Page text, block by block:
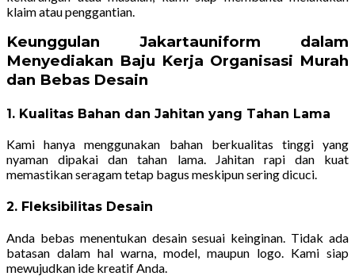
klaim atau penggantian.
Keunggulan Jakartauniform dalam
Menyediakan Baju Kerja Organisasi Murah
dan Bebas Desain
1. Kualitas Bahan dan Jahitan yang Tahan Lama
Kami hanya menggunakan bahan berkualitas tinggi yang
nyaman dipakai dan tahan lama. Jahitan rapi dan kuat
memastikan seragam tetap bagus meskipun sering dicuci.
2. Fleksibilitas Desain
Anda bebas menentukan desain sesuai keinginan. Tidak ada
batasan dalam hal warna, model, maupun logo. Kami siap
mewujudkan ide kreatif Anda.